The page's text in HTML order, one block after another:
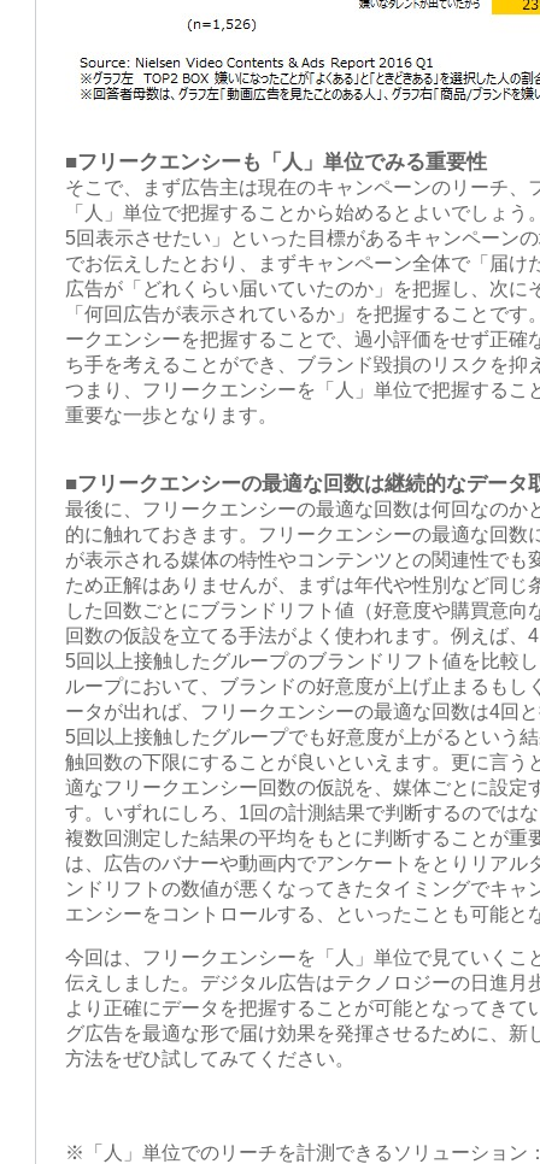
■フリークエンシーも「人」単位でみる重要性
そこで、まず広告主は現在のキャンペーンのリーチ、
「人」単位で把握することから始めるとよいでしょう
5回表示させたい」といった目標があるキャンペーン
でお伝えしたとおり、まずキャンペーン全体で「届け
広告が「どれくらい届いていたのか」を把握し、次に
「何回広告が表示されているか」を把握することです
ークエンシーを把握することで、過小評価をせず正確
ち手を考えることができ、ブランド毀損のリスクを抑
つまり、フリークエンシーを「人」単位で把握するこ
重要な一歩となります。
■フリークエンシーの最適な回数は継続的なデータ
最後に、フリークエンシーの最適な回数は何回なのか
的に触れておきます。フリークエンシーの最適な回数
が表示される媒体の特性やコンテンツとの関連性でも
ため正解はありませんが、まずは年代や性別など同じ
した回数ごとにブランドリフト値（好意度や購買意向
回数の仮設を立てる手法がよく使われます。例えば、
5回以上接触したグループのブランドリフト値を比較
ループにおいて、ブランドの好意度が上げ止まるもし
ータが出れば、フリークエンシーの最適な回数は4回
5回以上接触したグループでも好意度が上がるという
触回数の下限にすることが良いといえます。更に言う
適なフリークエンシー回数の仮説を、媒体ごとに設定
す。いずれにしろ、1回の計測結果で判断するのでは
複数回測定した結果の平均をもとに判断することが重
は、広告のバナーや動画内でアンケートをとりリアル
ンドリフトの数値が悪くなってきたタイミングでキャ
エンシーをコントロールする、といったことも可能と
今回は、フリークエンシーを「人」単位で見ていくこ
伝えしました。デジタル広告はテクノロジーの日進月
より正確にデータを把握することが可能となってきて
グ広告を最適な形で届け効果を発揮させるために、新
方法をぜひ試してみてください。
※「人」単位でのリーチを計測できるソリューショ